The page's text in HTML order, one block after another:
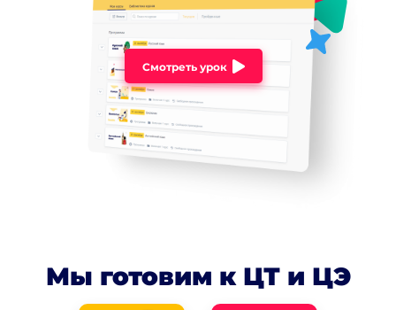
Смотреть урок
Мы готовим к ЦТ и ЦЭ